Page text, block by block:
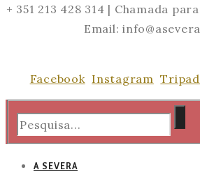
+ 351 213 428 314 | Chamada
Email:
Facebook Instagram
A SEVERA